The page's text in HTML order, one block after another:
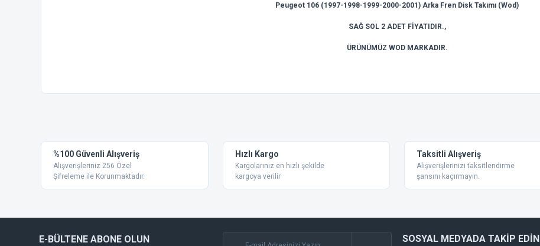
Peugeot 106 (1997-1998-1999-2000-2001) Arka Fren Disk Takımı (Wod)
SAĞ SOL 2 ADET FİYATIDIR.,
ÜRÜNÜMÜZ WOD MARKADIR.
Ürün resmi kalitesiz, bozuk veya görüntülenemiyor.
Ürün açıklamasında eksik bilgiler bulunuyor.
Ürün bilgilerinde hatalar bulunuyor.
Ürün fiyatı diğer sitelerden daha pahalı.
%100 Güvenli Alışveriş
Alışverişleriniz 256 Özel
Şifreleme ile Korunmaktadır.
Hızlı Kargo
Kargolarınız en hızlı şekilde
kargoya verilir
Taksitli Alışveriş
Alışverişlerinizi taksitlendirme
şansını kaçırmayın.
E-BÜLTENE ABONE OLUN SOSYAL MEDYADA TAKİP EDİN